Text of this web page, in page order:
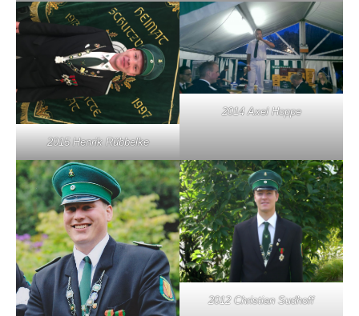
2015 Henrik Rübbelke
2014 Axel Hoppe
2012 Christian Sudhoff